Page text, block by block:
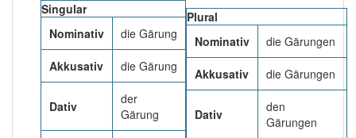
Wörter mit Endung-gärung
Artikeldie: 0
90% unserer Spielapp-Nutzer haben den Artikel
korrekt erraten.
Singular
Nominativ
die Gärung
Akkusativ die Gärung
Dativ
der
Gärung
Plural
Nominativ
die Gärungen
Akkusativ die Gärungen
Dativ
den
Gärungen